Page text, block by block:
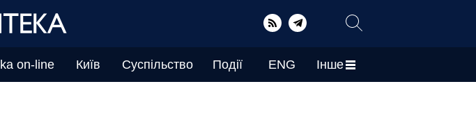
on-line Київ Суспільство Події ENG Інше